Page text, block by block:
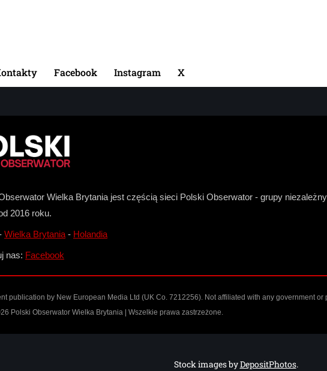
Facebook Instagram X
Wielka Brytania jest częścią sieci Polski Obserwator - grupy
2016 roku.
Wielka Brytania - Holandia
nas: Facebook
publication by New European Media Ltd (UK Co. 7212256). Not affiliated with any government or
Polski Obserwator Wielka Brytania | Wszelkie prawa zastrzeżone.
Stock images byDepositPhotos.